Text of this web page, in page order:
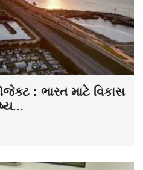
: ભારત માટે વિકાસ